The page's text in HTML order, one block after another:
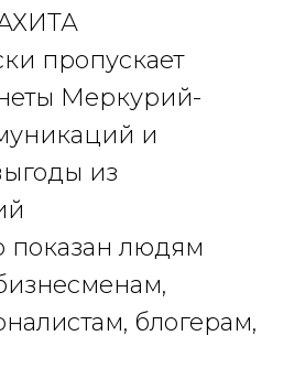
пропускает
Меркурий-
и
из
показан людям
блогерам,